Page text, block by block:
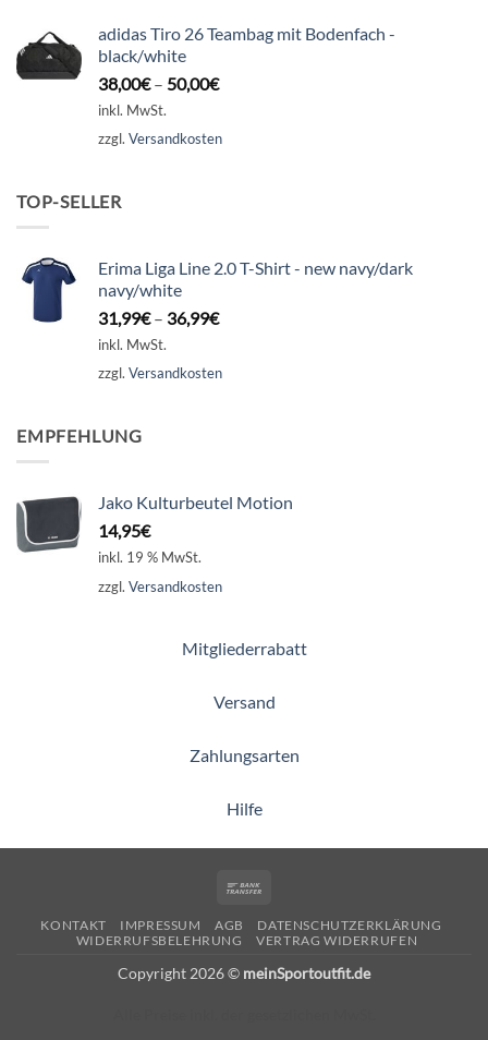
adidas Tiro 26 Teambag mit Bodenfach -
black/white
38,00€– 50,00€
inkl. MwSt.
zzgl. Versandkosten
TOP-SELLER
Erima Liga Line 2.0 T-Shirt - new navy/dark
navy/white
31,99€– 36,99€
inkl. MwSt.
zzgl. Versandkosten
EMPFEHLUNG
Jako Kulturbeutel Motion
14,95€
inkl. 19 % MwSt.
zzgl. Versandkosten
Mitgliederrabatt
Versand
Zahlungsarten
Hilfe
KONTAKT IMPRESSUM AGB
DATENSCHUTZERKLÄRUNG
WIDERRUFSBELEHRUNG
VERTRAG WIDERRUFEN
Copyright 2026 © meinSportoutfit.de